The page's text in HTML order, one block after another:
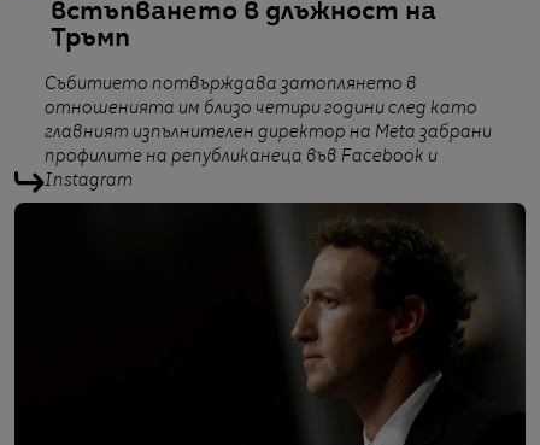
встъпването в длъжност на
Тръмп
Събитието потвърждава затоплянето в
отношенията им близо четири години след като
главният изпълнителен директор на Meta забрани
профилите на републиканеца във Facebook и
Instagram